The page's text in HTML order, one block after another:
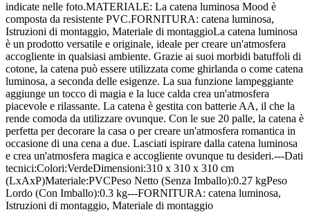
indicate nelle foto.MATERIALE: La catena luminosa Mood è
composta da resistente PVC.FORNITURA: catena luminosa,
Istruzioni di montaggio, Materiale di montaggioLa catena luminosa
è un prodotto versatile e originale, ideale per creare un'atmosfera
accogliente in qualsiasi ambiente. Grazie ai suoi morbidi batuffoli di
cotone, la catena può essere utilizzata come ghirlanda o come catena
luminosa, a seconda delle esigenze. La sua funzione lampeggiante
aggiunge un tocco di magia e la luce calda crea un'atmosfera
piacevole e rilassante. La catena è gestita con batterie AA, il che la
rende comoda da utilizzare ovunque. Con le sue 20 palle, la catena è
perfetta per decorare la casa o per creare un'atmosfera romantica in
occasione di una cena a due. Lasciati ispirare dalla catena luminosa
e crea un'atmosfera magica e accogliente ovunque tu desideri.---Dati
tecnici:Colori:VerdeDimensioni:310 x 310 x 310 cm
(LxAxP)Materiale:PVCPeso Netto (Senza Imballo):0.27 kgPeso
Lordo (Con Imballo):0.3 kg---FORNITURA: catena luminosa,
Istruzioni di montaggio, Materiale di montaggio